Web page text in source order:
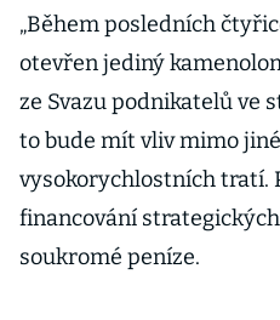
„Během posledních
otevřen jediný
ze Svazu podnikatelů ve
to bude mít vliv mimo
vysokorychlostních tratí.
financování
soukromé peníze.